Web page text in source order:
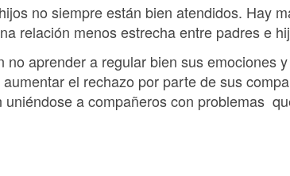
no siempre están bien atendidos. Hay
relación menos estrecha entre padres e
no aprender a regular bien sus emociones
el rechazo por parte de sus
a compañeros con problemas